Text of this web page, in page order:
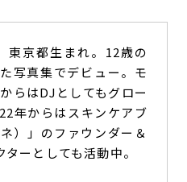
東京都生まれ。12歳の
写真集でデビュー。モ
らはDJとしてもグロー
年からはスキンケアブ
）」のファウンダー＆
ーとしても活動中。